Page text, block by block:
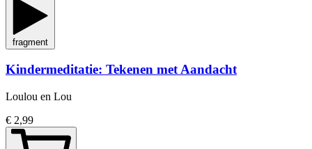
fragment
Kindermeditatie: Tekenen met Aandacht
Loulou en Lou
€ 2,99